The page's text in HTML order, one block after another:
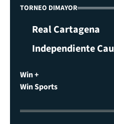
TORNEO DIMAYOR
Real Cartagena
Independiente
Win +
Win Sports